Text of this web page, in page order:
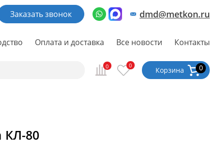
Заказать звонок dmd@metkon.ru
Оплата и доставка Все новости Контакты
0 0 Корзина 0
80